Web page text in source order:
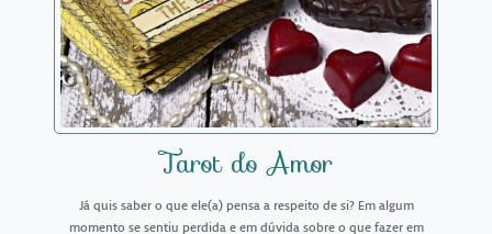
Tarot do Amor
Já quis saber o que ele(a) pensa a respeito de si? Em algum
momento se sentiu perdida e em dúvida sobre o que fazer em